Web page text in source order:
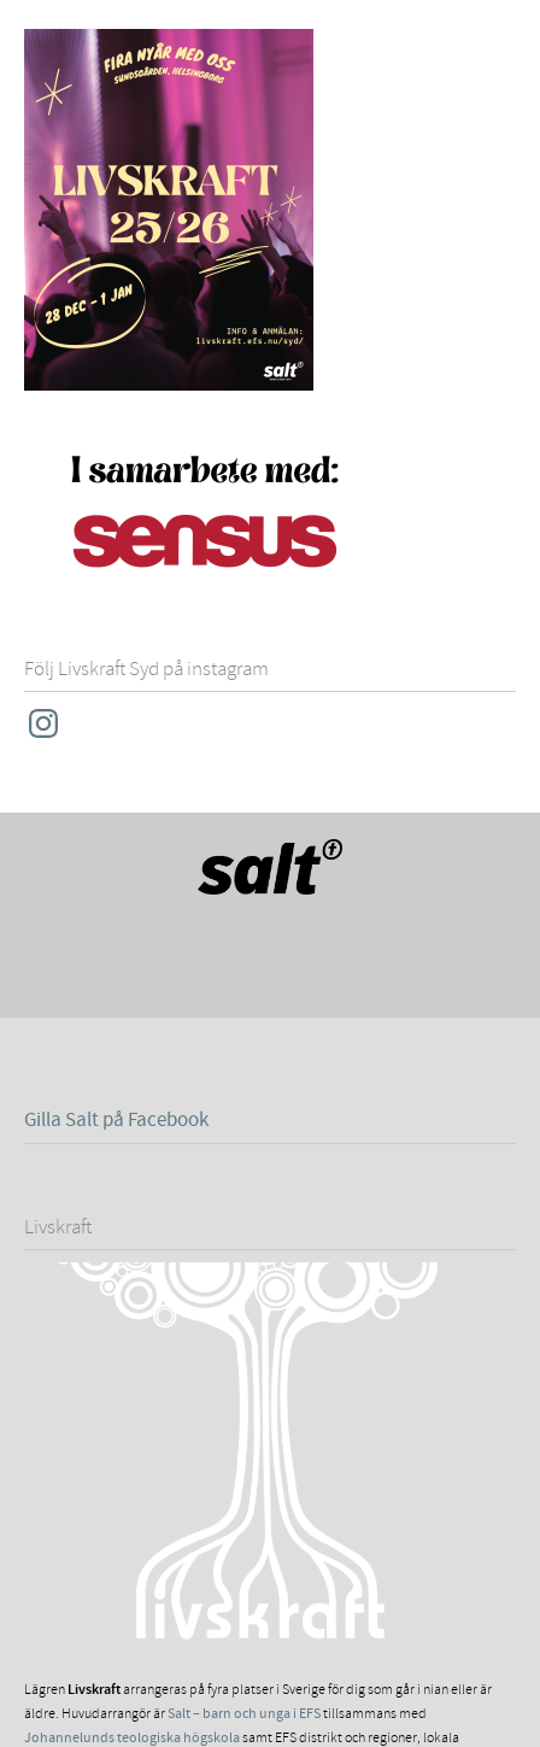
Följ Livskraft Syd på instagram
Instagram
Gilla Salt på Facebook
Livskraft
Lägren Livskraftarrangeras på fyra platser i Sverige för dig som går i nian eller är
äldre. Huvudarrangör ärSalt – barn och unga i EFStillsammans med
Johannelunds teologiska högskolasamt EFS distrikt och regioner, lokala